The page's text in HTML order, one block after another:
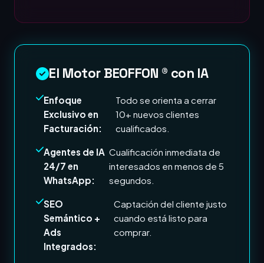
El Motor BEOFFON ® con IA
Enfoque
Exclusivo en
Facturación:
Todo se orienta a cerrar
10+ nuevos clientes
cualificados.
Agentes de IA
24/7 en
WhatsApp:
Cualificación inmediata de
interesados en menos de 5
segundos.
SEO
Semántico +
Ads
Integrados:
Captación del cliente justo
cuando está listo para
comprar.